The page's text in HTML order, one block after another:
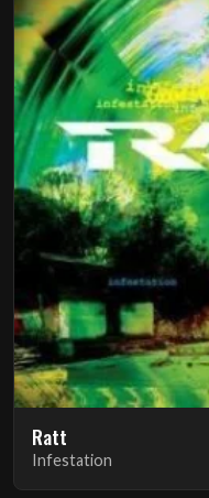
Ratt
Infestation